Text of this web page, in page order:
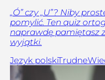
„Ó” czy „U”? Niby
pomylić. Ten quiz
naprawdę pamiętasz
wyjątki.
Język polskiTrudne